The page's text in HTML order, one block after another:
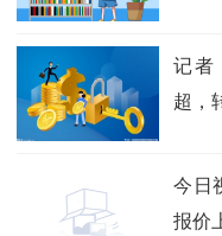
记者
超，
今日
报价